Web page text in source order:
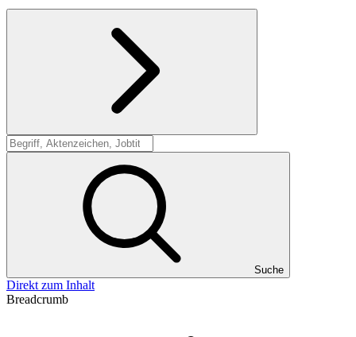
Suche
Suche
Direkt zum Inhalt
Breadcrumb